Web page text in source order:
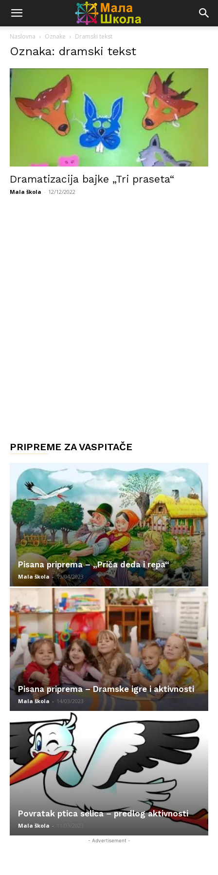
Naslovna Oznake Dramski tekst
Oznaka: dramski tekst
Dramatizacija bajke „Tri praseta“
Mala škola - 12/12/2022
PRIPREME ZA VASPITAČE
Pisana priprema – „Priča deda i repa“
Mala škola - 19/04/2023
Pisana priprema – Dramske igre i aktivnosti
Mala škola - 14/03/2023
Povratak ptica selica – predlog aktivnosti
Mala škola - 11/03/2023
- Advertisement -